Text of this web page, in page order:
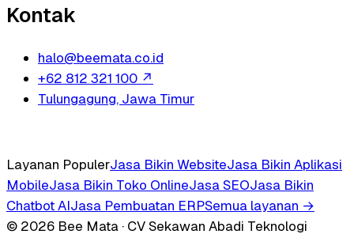
Kontak
halo@beemata.co.id
+62 812 321 100 ↗
Tulungagung, Jawa Timur
Layanan PopulerJasa Bikin WebsiteJasa Bikin Aplikasi
MobileJasa Bikin Toko OnlineJasa SEOJasa Bikin
Chatbot AIJasa Pembuatan ERPSemua layanan →
© 2026 Bee Mata · CV Sekawan Abadi Teknologi